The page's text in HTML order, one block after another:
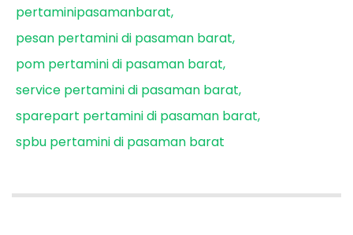
pertaminipasamanbarat
pesan pertamini di pasaman barat
pom pertamini di pasaman barat
service pertamini di pasaman barat
sparepart pertamini di pasaman barat
spbu pertamini di pasaman barat